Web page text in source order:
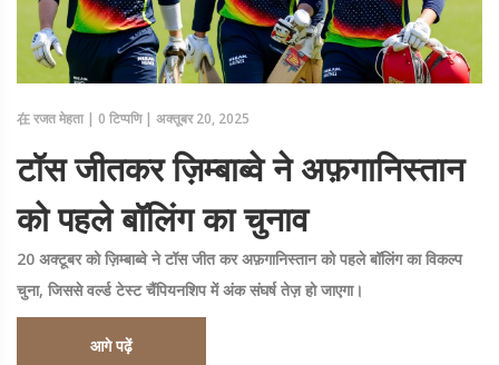
在रजत मेहता| 0 टिप्पणि| अक्तूबर 20, 2025
टॉस जीतकर ज़िम्बाब्वे ने अफ़गानिस्तान
को पहले बॉलिंग का चुनाव
20 अक्टूबर को ज़िम्बाब्वे ने टॉस जीत कर अफ़गानिस्तान को पहले बॉलिंग का विकल्प
चुना, जिससे वर्ल्ड टेस्ट चैंपियनशिप में अंक संघर्ष तेज़ हो जाएगा।
आगे पढ़ें